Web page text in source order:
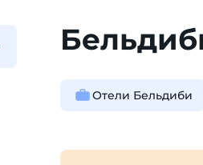
Отели Бельдиби